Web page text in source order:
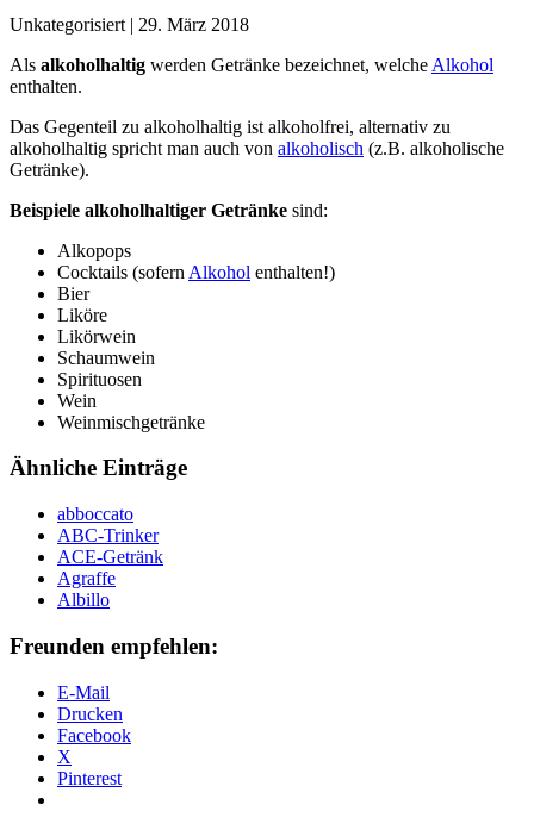
Unkategorisiert | 29. März 2018
Als alkoholhaltig werden Getränke bezeichnet, welche Alkohol
enthalten.
Das Gegenteil zu alkoholhaltig ist alkoholfrei, alternativ zu
alkoholhaltig spricht man auch von alkoholisch (z.B. alkoholische
Getränke).
Beispiele alkoholhaltiger Getränke sind:
Alkopops
Cocktails (sofern Alkohol enthalten!)
Bier
Liköre
Likörwein
Schaumwein
Spirituosen
Wein
Weinmischgetränke
Ähnliche Einträge
abboccato
ABC-Trinker
ACE-Getränk
Agraffe
Albillo
Freunden empfehlen:
E-Mail
Drucken
Facebook
X
Pinterest